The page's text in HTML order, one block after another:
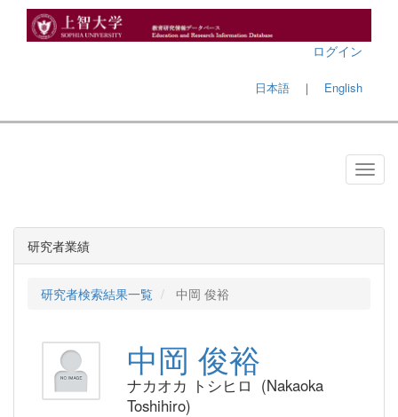
ログイン
日本語 ｜ English
研究者業績
研究者検索結果一覧 中岡 俊裕
中岡 俊裕
ナカオカ トシヒロ (Nakaoka
Toshihiro)